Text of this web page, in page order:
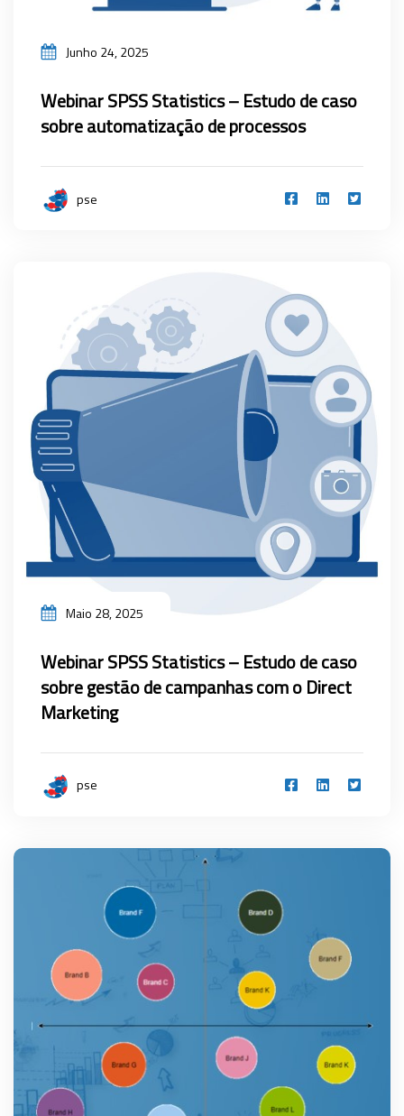
Junho 24, 2025
Webinar SPSS Statistics – Estudo de caso
sobre automatização de processos
pse
Maio 28, 2025
Webinar SPSS Statistics – Estudo de caso
sobre gestão de campanhas com o Direct
Marketing
pse